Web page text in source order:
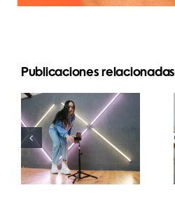
Publicaciones relacionadas
Top 5
Métodos
para
Aumentar el
Alcance
Orgánico en